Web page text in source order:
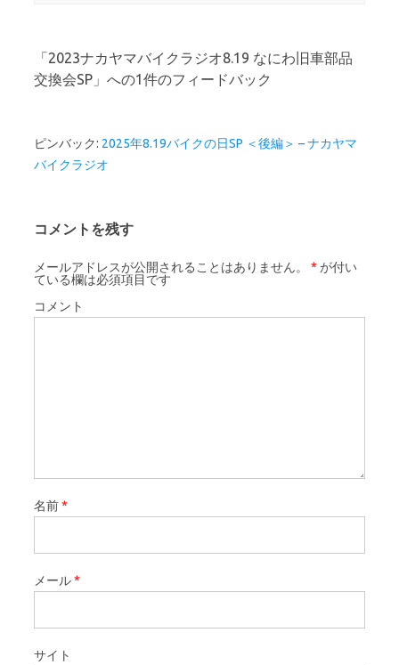
「2023ナカヤマバイクラジオ8.19 なにわ旧車部品
交換会SP 」への1件のフィードバック
ピンバック: 2025年8.19バイクの日SP ＜後編＞ – ナカヤマ
バイクラジオ
コメントを残す
メールアドレスが公開されることはありません。 * が付い
ている欄は必須項目です
コメント
名前*
メール*
サイト